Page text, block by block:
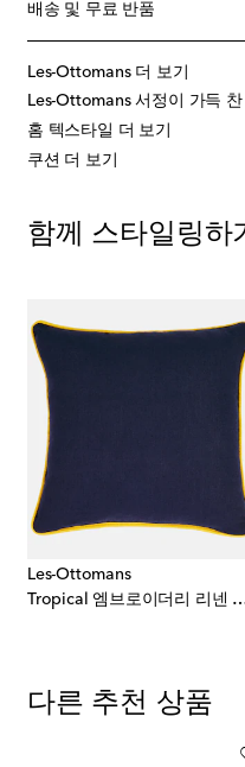
배송 및 무료 반품
Les-Ottomans 더 보기
Les-Ottomans 서정이 가득 찬
홈 텍스타일 더 보기
쿠션 더 보기
함께 스타일링하
Les-Ottomans
Tropical 엠브로이더
다른 추천 상품